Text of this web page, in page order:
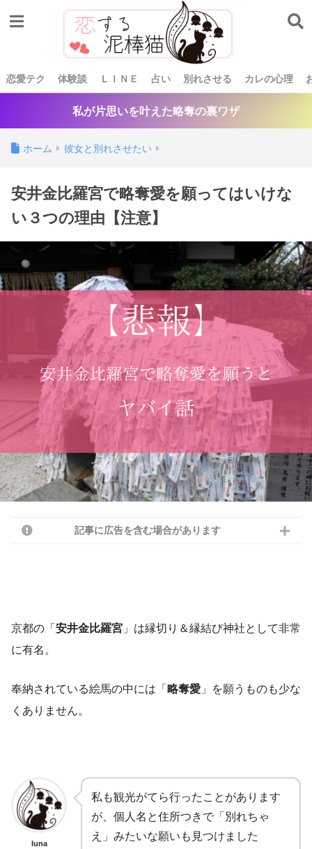
恋愛テク 体験談 ＬＩＮＥ 占い 別れさせる カレの心理
私が片思いを叶えた略奪の裏ワザ
ホーム 彼女と別れさせたい
安井金比羅宮で略奪愛を願ってはいけな
い３つの理由【注意】
記事に広告を含む場合があります
京都の「安井金比羅宮 」は縁切り＆縁結び神社として非常
に有名。
奉納されている絵馬の中には「略奪愛 」を願うものも少な
くありません。
luna
私も観光がてら行ったことがあります
が、個人名と住所つきで「別れちゃ
え」みたいな願いも見つけました